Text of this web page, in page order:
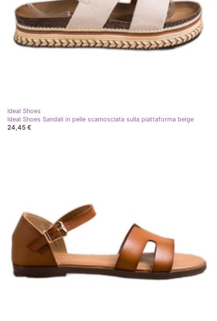
Ideal Shoes
Ideal Shoes Sandali in pelle scamosciata sulla piattaforma beige
24,45 €